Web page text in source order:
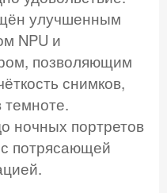
улучшенным
NPU и
позволяющим
снимков,
ночных портретов
потрясающей